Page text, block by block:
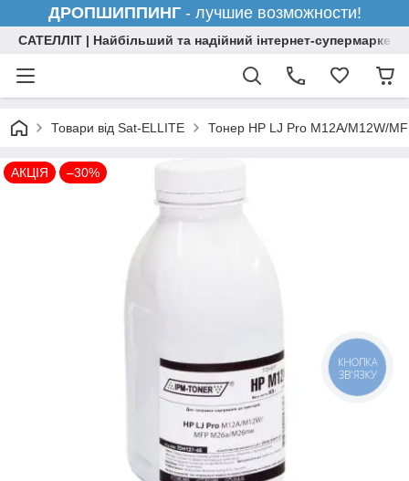
ДРОПШИППИНГ- лучшие возможности!
САТЕЛЛІТ | Найбільший та надійний інтернет-супермаркет
Товари від Sat-ELLITE Тонер HP LJ Pro M12A/M12W/
АКЦІЯ –30%
КНОПКА
ЗВ'ЯЗКУ